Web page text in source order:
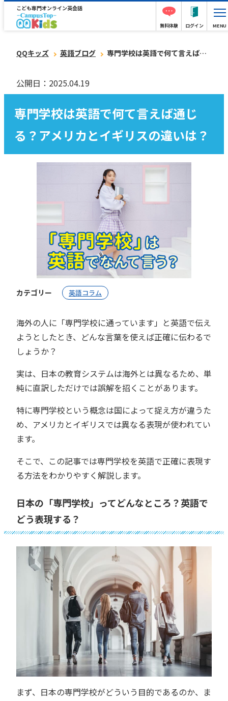
こども専門オンライン英会話
無料体験 ログイン MENU
QQキッズ 英語ブログ 専門学校は英語で何て言えば通じる？アメリカとイギリスの違いは？
公開日：2025.04.19
専門学校は英語で何て言えば通じ
る？アメリカとイギリスの違いは？
カテゴリー 英語コラム
海外の人に「専門学校に通っています」と英語で伝え
ようとしたとき、どんな言葉を使えば正確に伝わるで
しょうか？
実は、日本の教育システムは海外とは異なるため、単
純に直訳しただけでは誤解を招くことがあります。
特に専門学校という概念は国によって捉え方が違うた
め、アメリカとイギリスでは異なる表現が使われてい
ます。
そこで、この記事では専門学校を英語で正確に表現す
る方法をわかりやすく解説します。
日本の「専門学校」ってどんなところ？英語で
どう表現する？
まず、日本の専門学校がどういう目的であるのか、ま